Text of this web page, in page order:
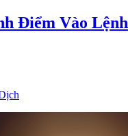
Điểm Vào Lệnh